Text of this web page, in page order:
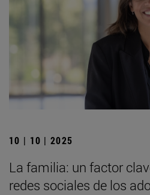
10 | 10 | 2025
La familia: un factor
redes sociales de los